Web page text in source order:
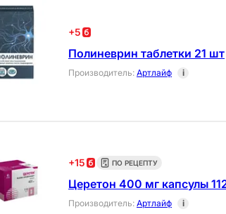
+5
Полиневрин таблетки 21 шт
Производитель: Артлайф i
+15 ПО РЕЦЕПТУ
Церетон 400 мг капсулы
Производитель: Артлайф
i